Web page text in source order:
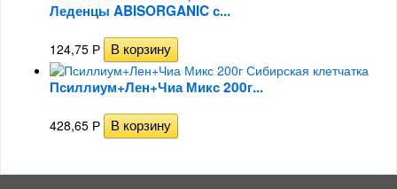
Леденцы ABISORGANIC с...
124,75 Р
Псиллиум+Лен+Чиа Микс 200г...
428,65 Р